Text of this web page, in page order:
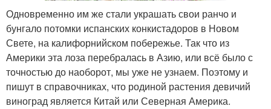
Одновременно им же стали украшать свои ранчо и
бунгало потомки испанских конкистадоров в Новом
Свете, на калифорнийском побережье. Так что из
Америки эта лоза перебралась в Азию, или всё было с
точностью до наоборот, мы уже не узнаем. Поэтому и
пишут в справочниках, что родиной растения девичий
виноград является Китай или Северная Америка.